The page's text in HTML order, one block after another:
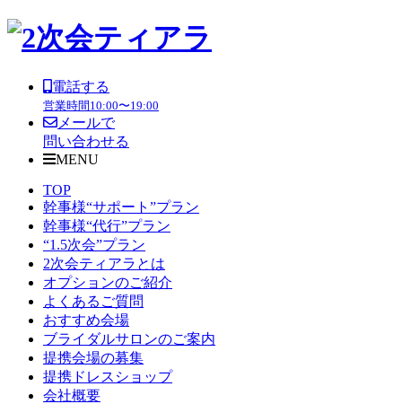
電話する
営業時間 10:00〜19:00
メールで
問い合わせる
MENU
TOP
幹事様“サポート”プラン
幹事様“代行”プラン
“1.5次会”プラン
2次会ティアラとは
オプションのご紹介
よくあるご質問
おすすめ会場
ブライダルサロンのご案内
提携会場の募集
提携ドレスショップ
会社概要